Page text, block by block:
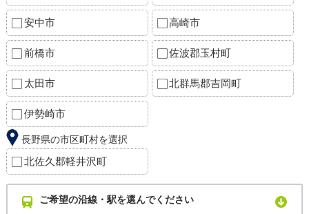
安中市 高崎市
前橋市 佐波郡玉村町
太田市 北群馬郡吉岡町
伊勢崎市
長野県の市区町村を選択
北佐久郡軽井沢町
ご希望の沿線・駅を選んでください